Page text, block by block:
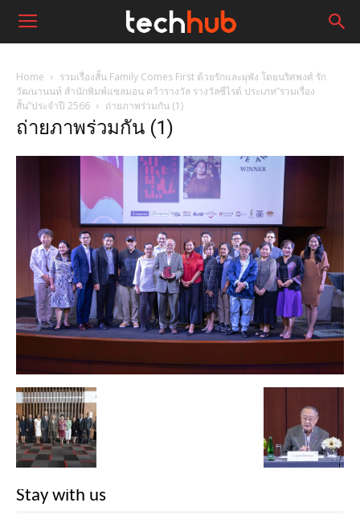
Home
รวมเรื่องสั้น Family Comes First ด้วยรักและผุพัง โดยนริศพงศ์ รัก
วัฒนานนท์ สำนักพิมพ์แซลมอน คว้ารางวัล รางวัลซีไรต์ ประเภท”รวมเรื่อง
สั้น”ประจำปี 2566
ถ่ายภาพร่วมกัน (1)
ถ่ายภาพร่วมกัน (1)
Stay with us